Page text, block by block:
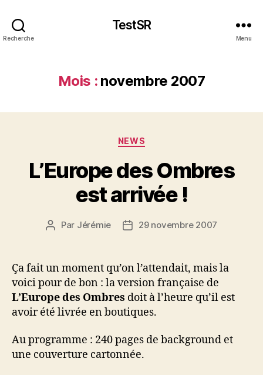
Recherche
TestSR
Menu
Mois : novembre 2007
Catégories
NEWS
L’Europe des Ombres
est arrivée !
Auteur
Par Jérémie
Date29 novembre 2007
Ça fait un moment qu’on l’attendait, mais la
voici pour de bon : la version française de
L’Europe des Ombres doit à l’heure qu’il est
avoir été livrée en boutiques.
Au programme : 240 pages de background et
une couverture cartonnée.